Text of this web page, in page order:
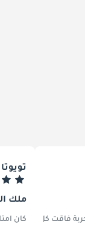
فاقت كل
تويوتا
ملك
كان